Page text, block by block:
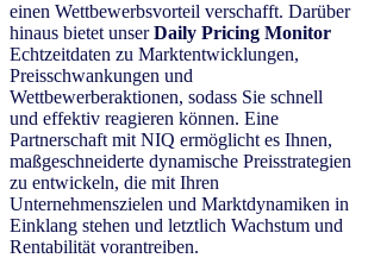
einen Wettbewerbsvorteil verschafft. Darüber
hinaus bietet unserDaily Pricing Monitor
Echtzeitdaten zu Marktentwicklungen,
Preisschwankungen und
Wettbewerberaktionen, sodass Sie schnell
und effektiv reagieren können. Eine
Partnerschaft mit NIQ ermöglicht es Ihnen,
maßgeschneiderte dynamische Preisstrategien
zu entwickeln, die mit Ihren
Unternehmenszielen und Marktdynamiken in
Einklang stehen und letztlich Wachstum und
Rentabilität vorantreiben.